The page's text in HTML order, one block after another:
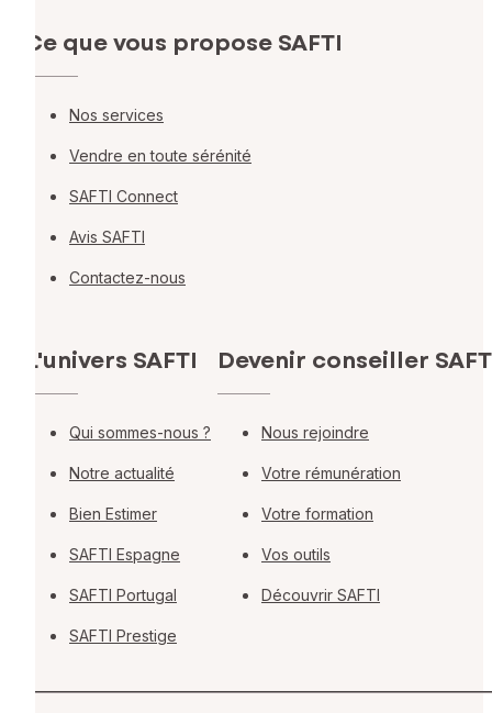
Ce que vous propose SAFTI
Nos services
Vendre en toute sérénité
SAFTI Connect
Avis SAFTI
Contactez-nous
L'univers SAFTI
Qui sommes-nous ?
Notre actualité
Bien Estimer
SAFTI Espagne
SAFTI Portugal
SAFTI Prestige
Devenir conseiller
Nous rejoindre
Votre rémunération
Votre formation
Vos outils
Découvrir SAFTI